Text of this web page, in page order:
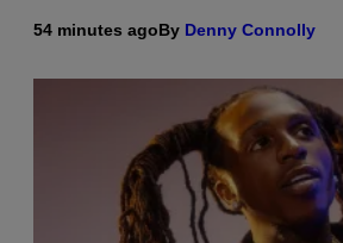
54 minutes agoBy Denny Connolly